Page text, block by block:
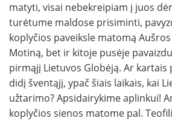
matyti, visai nebekreipiam į juos
turėtume maldose prisiminti,
koplyčios paveiksle matomą
Motiną, bet ir kitoje pusėje
pirmąjį Lietuvos Globėją. Ar kartais
didį šventąjį, ypač šiais laikais, kai
užtarimo? Apsidairykime aplinkui!
koplyčios sienos matome pal.